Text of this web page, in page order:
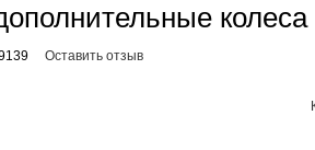
колеса
Оставить отзыв